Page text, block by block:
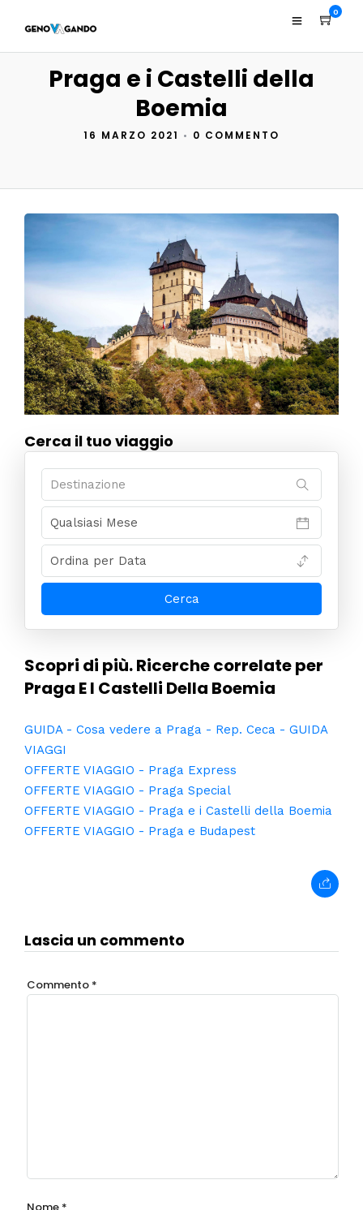
0
Praga e i Castelli della
Boemia
16 MARZO 2021 • 0 COMMENTO
Cerca il tuo viaggio
Scopri di più. Ricerche correlate per
Praga E I Castelli Della Boemia
GUIDA - Cosa vedere a Praga - Rep. Ceca - GUIDA
VIAGGI
OFFERTE VIAGGIO - Praga Express
OFFERTE VIAGGIO - Praga Special
OFFERTE VIAGGIO - Praga e i Castelli della Boemia
OFFERTE VIAGGIO - Praga e Budapest
Lascia un commento
Commento *